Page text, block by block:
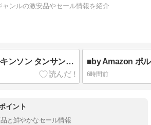
ャンルの激安品やセール情報を紹介
■ アサヒ飲料 ウィルキンソン タンサン レモン 炭酸水 500ml×24本 1,649円
6時間前
イント
と鮮やかなセール情報